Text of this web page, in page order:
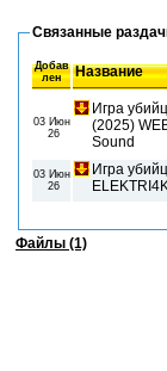
Связанные
Добав
лен
Название
03 Июн
26
Игра
(2025)
Sound
03 Июн
26
Игра
Файлы (1)